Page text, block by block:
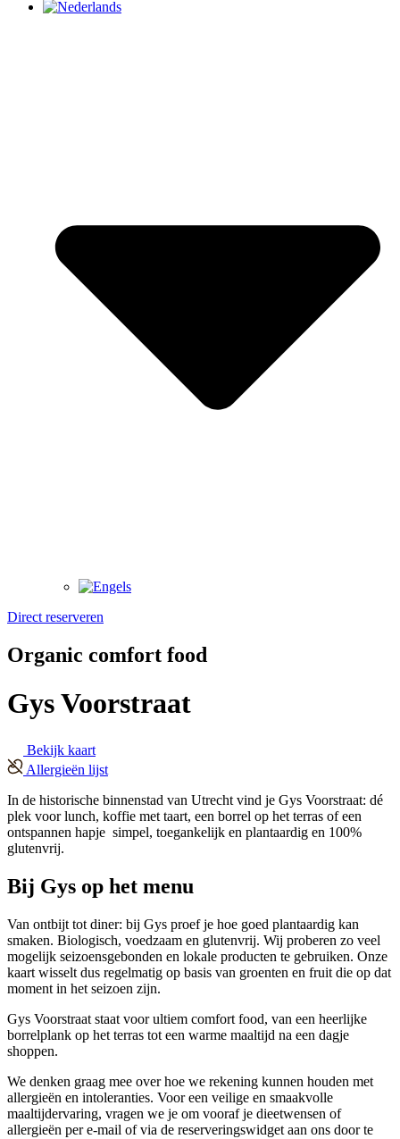
Direct reserveren
Organic comfort food
Gys Voorstraat
Bekijk kaart
Allergieën lijst
In de historische binnenstad van Utrecht vind je Gys Voorstraat: dé
plek voor lunch, koffie met taart, een borrel op het terras of een
ontspannen hapje simpel, toegankelijk en plantaardig en 100%
glutenvrij.
Bij Gys op het menu
Van ontbijt tot diner: bij Gys proef je hoe goed plantaardig kan
smaken. Biologisch, voedzaam en glutenvrij. Wij proberen zo veel
mogelijk seizoensgebonden en lokale producten te gebruiken. Onze
kaart wisselt dus regelmatig op basis van groenten en fruit die op dat
moment in het seizoen zijn.
Gys Voorstraat staat voor ultiem comfort food, van een heerlijke
borrelplank op het terras tot een warme maaltijd na een dagje
shoppen.
We denken graag mee over hoe we rekening kunnen houden met
allergieën en intoleranties. Voor een veilige en smaakvolle
maaltijdervaring, vragen we je om vooraf je dieetwensen of
allergieën per e-mail of via de reserveringswidget aan ons door te